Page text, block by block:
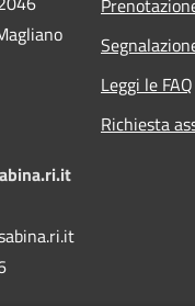
Leggi le FAQ
Richiesta